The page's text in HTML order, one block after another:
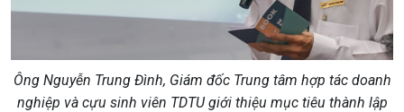
Ông Nguyễn Trung Đình, Giám đốc Trung tâm hợp tác doanh
nghiệp và cựu sinh viên TDTU giới thiệu mục tiêu thành lập